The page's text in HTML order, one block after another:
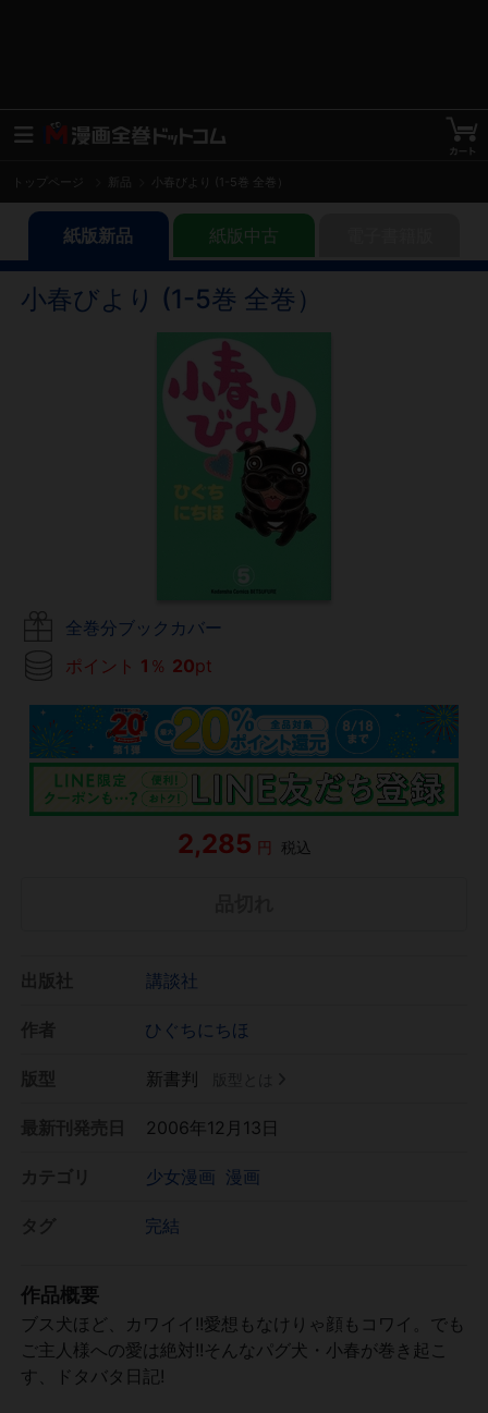
トップページ 小春びより (1-5巻 全巻）
紙版新品 紙版中古
小春びより (1-5巻 全巻）
全巻分ブックカバー
ポイント 1 ％ 20pt
2,285 円 税込
講談社
ひぐちにちほ
新書判
2006年12月13日
少女漫画 漫画
完結
作品概要
ブス犬ほど、カワイイ!!愛想もなけりゃ顔もコワイ。でも
ご主人様への愛は絶対!!そんなパグ犬・小春が巻き起こ
す、ドタバタ日記!